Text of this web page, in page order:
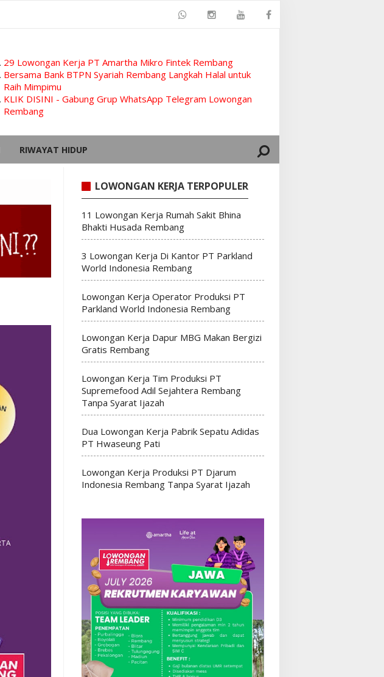
29 Lowongan Kerja PT Amartha Mikro Fintek Rembang
Bersama Bank BTPN Syariah Rembang Langkah Halal untuk
Raih Mimpimu
KLIK DISINI - Gabung Grup WhatsApp Telegram Lowongan
Rembang
RIWAYAT HIDUP
LOWONGAN KERJA TERPOPULER
11 Lowongan Kerja Rumah Sakit Bhina
Bhakti Husada Rembang
3 Lowongan Kerja Di Kantor PT Parkland
World Indonesia Rembang
Lowongan Kerja Operator Produksi PT
Parkland World Indonesia Rembang
Lowongan Kerja Dapur MBG Makan Bergizi
Gratis Rembang
Lowongan Kerja Tim Produksi PT
Supremefood Adil Sejahtera Rembang
Tanpa Syarat Ijazah
Dua Lowongan Kerja Pabrik Sepatu Adidas
PT Hwaseung Pati
Lowongan Kerja Produksi PT Djarum
Indonesia Rembang Tanpa Syarat Ijazah